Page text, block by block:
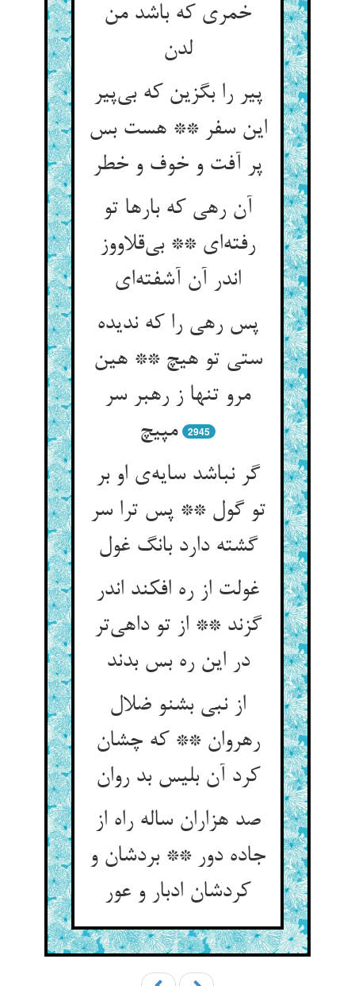
خمری که باشد من
لدن‌‌
پیر را بگزین که بی‌‌پیر
این سفر ** هست بس
پر آفت و خوف و خطر
آن رهی که بارها تو
رفته‌‌ای ** بی‌‌قلاووز
پس رهی را که ندیده
ستی تو هیچ ** هین
مرو تنها ز رهبر سر
2945
گر نباشد سایه‌‌ی او بر
تو گول ** پس ترا سر
گشته دارد بانگ غول‌‌
غولت از ره افکند اندر
گزند ** از تو داهی‌‌تر
در این ره بس بدند
از نبی بشنو ضلال
رهروان ** که چشان
کرد آن بلیس بد روان‌‌
صد هزاران ساله راه از
جاده دور ** بردشان و
کردشان ادبار و عور